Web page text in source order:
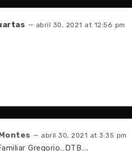
— abril 30, 2021 at 12:56 pm
— abril 30, 2021 at 3:35 pm
Gregorio…DTB….